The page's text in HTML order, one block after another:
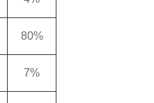
80%
7%